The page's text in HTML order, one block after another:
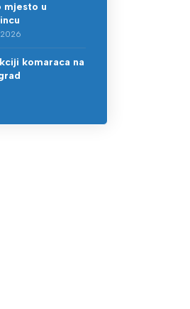
mjesto u
komaraca na